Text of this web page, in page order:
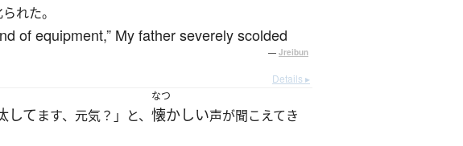
れた。
of equipment,” My father severely scolded
— Jreibun
Details ▸
して ます、元気？」と、
なつ
懐かしい声が聞こえてき